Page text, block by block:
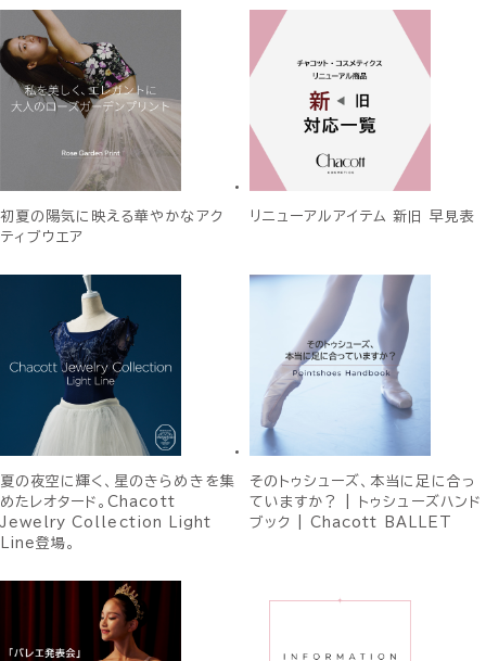
初夏の陽気に映える華やかなアク
ティブウエア
リニューアルアイテム 新旧 早見表
夏の夜空に輝く、星のきらめきを集
めたレオタード。Chacott
Jewelry Collection Light
Line登場。
そのトゥシューズ、本当に足に合っ
ていますか？ | トゥシューズハンド
ブック | Chacott BALLET